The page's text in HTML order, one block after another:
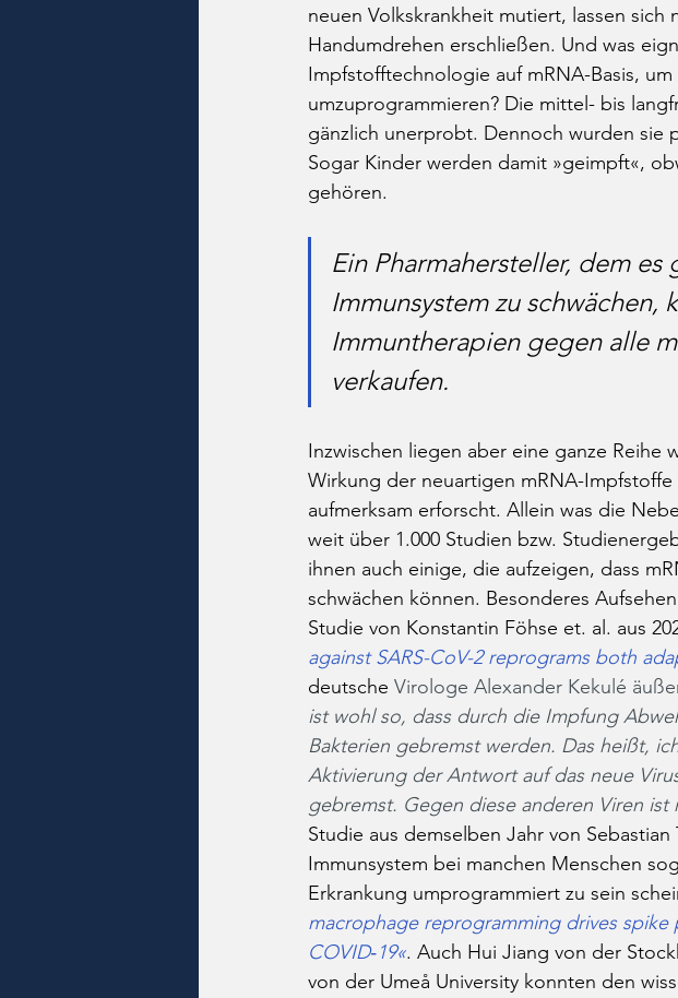
neuen Volkskrankheit mutiert, lassen
Handumdrehen erschließen. Und was
Impfstofftechnologie auf mRNA-Basis,
umzuprogrammieren? Die mittel- bis
gänzlich unerprobt. Dennoch wurden sie
Sogar Kinder werden damit »geimpft«,
gehören.
Ein Pharmahersteller, dem
Immunsystem zu
Immuntherapien gegen alle
verkaufen.
Inzwischen liegen aber eine ganze Reihe
Wirkung der neuartigen mRNA-
aufmerksam erforscht. Allein was die
weit über 1.000 Studien bzw.
ihnen auch einige, die aufzeigen, dass
schwächen können. Besonderes
Studie von Konstantin Föhse et. al. aus
against SARS-CoV-2 reprograms both
deutsche Virologe Alexander Kekulé
ist wohl so, dass durch die Impfung
Bakterien gebremst werden. Das heißt,
Aktivierung der Antwort auf das neue
gebremst. Gegen diese anderen Viren
Studie aus demselben Jahr von
Immunsystem bei manchen Menschen
Erkrankung umprogrammiert zu sein
macrophage reprogramming drives
COVID‐19«. Auch Hui Jiang von der
von der Umeå University konnten den